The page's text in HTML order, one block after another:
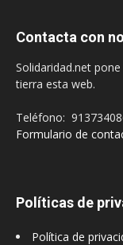
Contacta con
Solidaridad.net
tierra esta web.
Teléfono:
Formulario de
Políticas de
Política de